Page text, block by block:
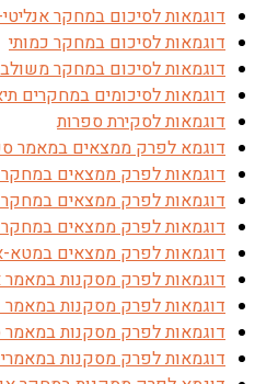
דוגמאות לסיכום במחקר
דוגמאות לסיכום במחקר כמותי
דוגמאות לסיכום במחקר משולב
דוגמאות לסיכומים במחקרים
דוגמאות לסקירת ספרות
דוגמא לפרק ממצאים במאמר
דוגמאות לפרק ממצאים במחקר
דוגמאות לפרק ממצאים במחקר
דוגמאות לפרק ממצאים במחקר
דוגמאות לפרק ממצאים במטא-
דוגמאות לפרק מסקנות במאמר
דוגמאות לפרק מסקנות במאמר
דוגמאות לפרק מסקנות במאמר
דוגמאות לפרק מסקנות